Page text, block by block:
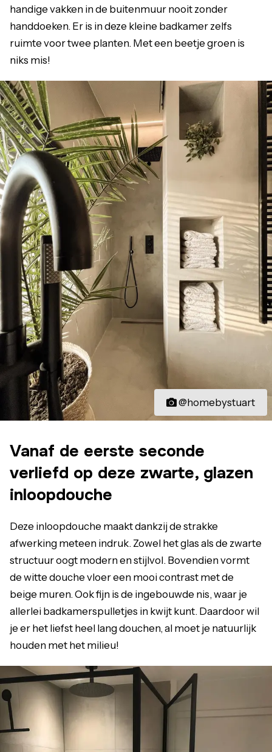
handige vakken in de buitenmuur nooit zonder
handdoeken. Er is in deze kleine badkamer zelfs
ruimte voor twee planten. Met een beetje groen is
niks mis!
@homebystuart
Vanaf de eerste seconde
verliefd op deze zwarte, glazen
inloopdouche
Deze inloopdouche maakt dankzij de strakke
afwerking meteen indruk. Zowel het glas als de zwarte
structuur oogt modern en stijlvol. Bovendien vormt
de witte douche vloer een mooi contrast met de
beige muren. Ook fijn is de ingebouwde nis, waar je
allerlei badkamerspulletjes in kwijt kunt. Daardoor wil
je er het liefst heel lang douchen, al moet je natuurlijk
houden met het milieu!